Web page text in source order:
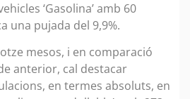
‘Gasolina’ amb 60
una pujada del 9,9%.
mesos, i en comparació
anterior, cal destacar
en termes absoluts, en